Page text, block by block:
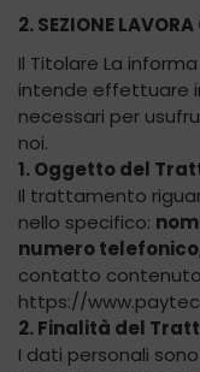
2. SEZIONE
Il Titolare La
intende effettuare
necessari per
noi.
1. Oggetto del
Il trattamento
nello specifico:
numero
contatto contenuto
https://
2. Finalità del
I dati personali